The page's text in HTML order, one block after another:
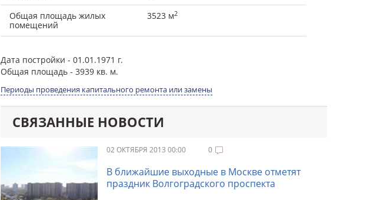
Общая площадь жилых
помещений
3523 м2
Дата постройки - 01.01.1971 г.
Общая площадь- 3939 кв. м.
Периоды проведения капитального ремонта или замены
СВЯЗАННЫЕ НОВОСТИ
02 ОКТЯБРЯ 2013 00:00 0
В ближайшие выходные в Москве отметят
праздник Волгоградского проспекта